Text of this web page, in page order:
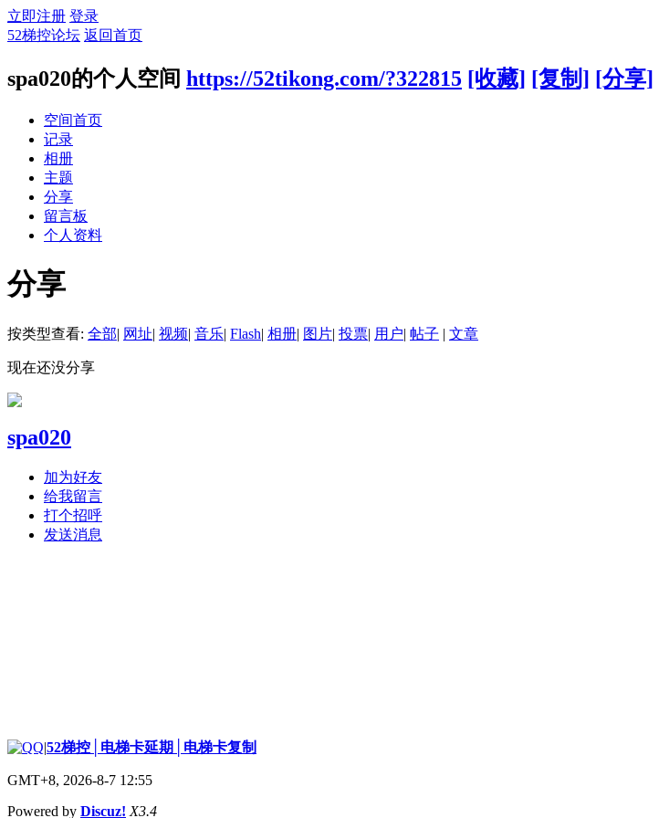
立即注册 登录
52梯控论坛 返回首页
spa020的个人空间 https://52tikong.com/?322815 [收藏] [复制] [分享]
空间首页
记录
相册
主题
分享
留言板
个人资料
分享
按类型查看: 全部| 网址| 视频| 音乐| Flash| 相册| 图片| 投票| 用户| 帖子 | 文章
现在还没分享
spa020
加为好友
给我留言
打个招呼
发送消息
|52梯控│电梯卡延期│电梯卡复制
GMT+8, 2026-8-7 12:55
Powered by Discuz! X3.4